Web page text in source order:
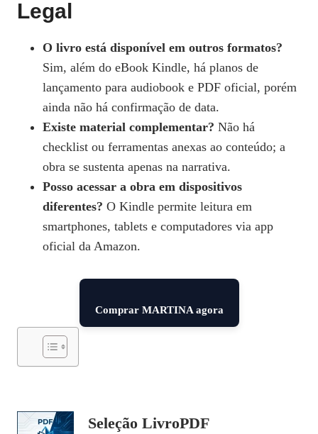
Legal
O livro está disponível em outros formatos?
Sim, além do eBook Kindle, há planos de
lançamento para audiobook e PDF oficial, porém
ainda não há confirmação de data.
Existe material complementar? Não há
checklist ou ferramentas anexas ao conteúdo; a
obra se sustenta apenas na narrativa.
Posso acessar a obra em dispositivos
diferentes? O Kindle permite leitura em
smartphones, tablets e computadores via app
oficial da Amazon.
Comprar MARTINA agora
Seleção LivroPDF